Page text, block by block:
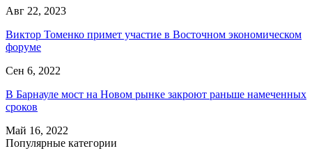
Авг 22, 2023
Виктор Томенко примет участие в Восточном экономическом
форуме
Сен 6, 2022
В Барнауле мост на Новом рынке закроют раньше намеченных
сроков
Май 16, 2022
Популярные категории